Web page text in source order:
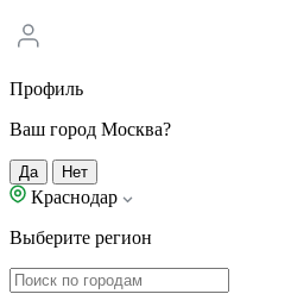
Профиль
Ваш город Москва?
Да Нет
Краснодар
Выберите регион